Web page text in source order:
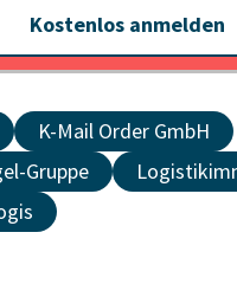
Kostenlos anmelden
K-Mail Order GmbH
Gruppe